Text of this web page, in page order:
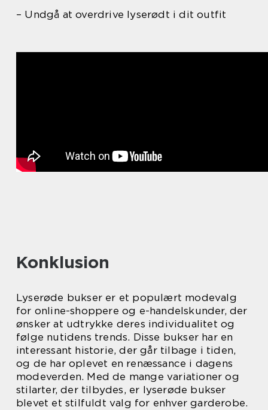
– Undgå at overdrive lyserødt i dit outfit
Konklusion
Lyserøde bukser er et populært modevalg
for online-shoppere og e-handelskunder, der
ønsker at udtrykke deres individualitet og
følge nutidens trends. Disse bukser har en
interessant historie, der går tilbage i tiden,
og de har oplevet en renæssance i dagens
modeverden. Med de mange variationer og
stilarter, der tilbydes, er lyserøde bukser
blevet et stilfuldt valg for enhver garderobe.